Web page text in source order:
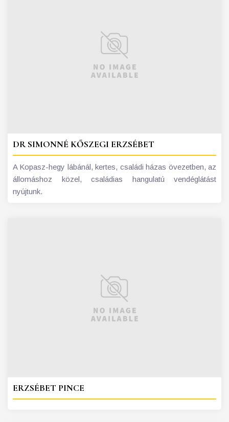
DR SIMONNÉ KŐSZEGI ERZSÉBET
A Kopasz-hegy lábánál, kertes, családi házas övezetben, az
állomáshoz közel, családias hangulatú vendéglátást
nyújtunk.
ERZSÉBET PINCE